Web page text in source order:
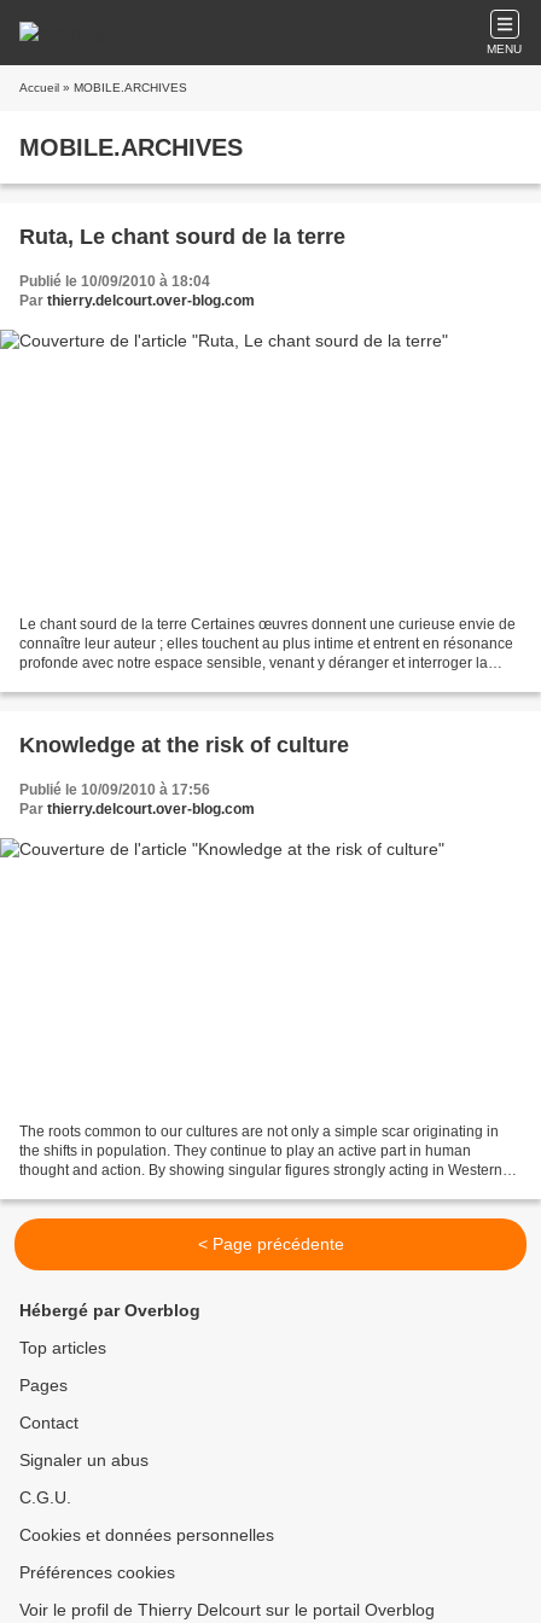
MENU
Accueil » MOBILE.ARCHIVES
MOBILE.ARCHIVES
Ruta, Le chant sourd de la terre
Publié le 10/09/2010 à 18:04
Par thierry.delcourt.over-blog.com
Le chant sourd de la terre Certaines œuvres donnent une curieuse envie de
connaître leur auteur ; elles touchent au plus intime et entrent en résonance
profonde avec notre espace sensible, venant y déranger et interroger la
Knowledge at the risk of culture
Publié le 10/09/2010 à 17:56
Par thierry.delcourt.over-blog.com
The roots common to our cultures are not only a simple scar originating in
the shifts in population. They continue to play an active part in human
thought and action. By showing singular figures strongly acting in Western
< Page précédente
Hébergé par Overblog
Top articles
Pages
Contact
Signaler un abus
C.G.U.
Cookies et données personnelles
Préférences cookies
Voir le profil de Thierry Delcourt sur le portail Overblog